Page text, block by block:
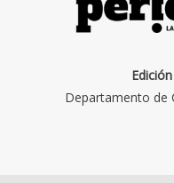
Departamento de